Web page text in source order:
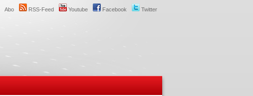
Twitter
Facebook
Youtube
RSS-Feed
Abo